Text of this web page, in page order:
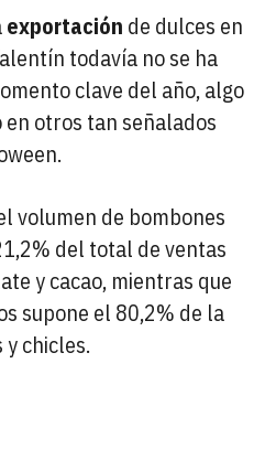
exportación de dulces en
todavía no se ha
clave del año, algo
en otros tan señalados
volumen de bombones
del total de ventas
y cacao, mientras que
supone el 80,2% de la
chicles.